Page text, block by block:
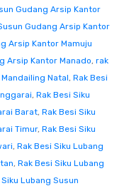
Gudang Arsip Kantor
Gudang Arsip Kantor
Arsip Kantor Mamuju
Arsip Kantor Manado, rak
Natal, Rak Besi
, Rak Besi Siku
Barat, Rak Besi Siku
Timur, Rak Besi Siku
, Rak Besi Siku Lubang
, Rak Besi Siku Lubang
Lubang Susun